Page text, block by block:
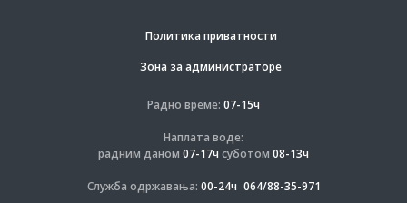
Политика приватности
Зона за администраторе
Радно време: 07-15ч
Наплата воде:
радним даном 07-17ч суботом 08-13ч
Служба одржавања: 00-24ч 064/88-35-971